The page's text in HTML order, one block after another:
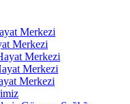
Merkezi
Merkezi
Merkezi
Merkezi
Merkezi